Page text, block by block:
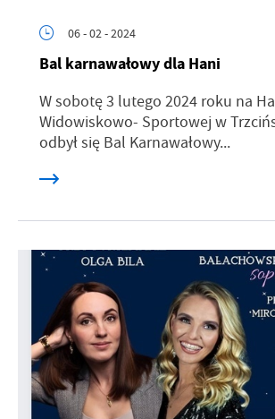
06 - 02 - 2024
Bal karnawałowy dla Hani
W sobotę 3 lutego 2024 roku na
Widowiskowo- Sportowej w
odbył się Bal Karnawałowy...